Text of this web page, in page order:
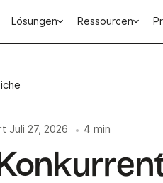
Lösungen Ressourcen
Juli 27, 2026 • 4 min